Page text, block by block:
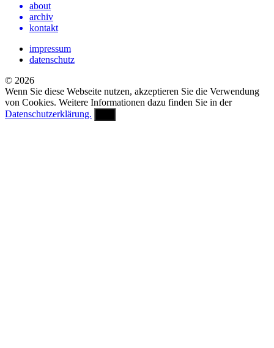
about
archiv
kontakt
impressum
datenschutz
© 2026
Wenn Sie diese Webseite nutzen, akzeptieren Sie die Verwendung
von Cookies. Weitere Informationen dazu finden Sie in der
Datenschutzerklärung.